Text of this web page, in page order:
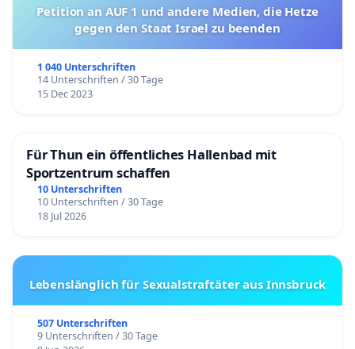
Petition an AUF 1 und andere Medien, die Hetze
gegen den Staat Israel zu beenden
1 040 Unterschriften
14 Unterschriften / 30 Tage
15 Dec 2023
Für Thun ein öffentliches Hallenbad mit
Sportzentrum schaffen
10 Unterschriften
10 Unterschriften / 30 Tage
18 Jul 2026
Lebenslänglich für Sexualstraftäter aus Innsbruck
507 Unterschriften
9 Unterschriften / 30 Tage